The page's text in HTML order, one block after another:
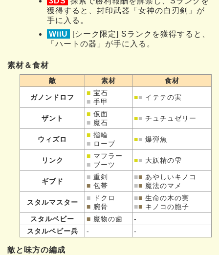
獲得すると、封印武器「女神の白刃剣」が
手に入る。
WiiU
[シーク限定] Sランクを獲得すると、
「ハートの器」が手に入る。
素材＆食材
敵 素材 食材
ガノンドロフ
■ 宝石
■ 手甲
■■ イテテの実
ザント
■ 仮面
■ 魔石
■■ チュチュゼリー
ウィズロ
■ 指輪
■ ローブ
■■ 爆弾魚
リンク
■ マフラー
■ ブーツ
■■ 大妖精の雫
ギブド
■ 重剣
■ 包帯
■■ あやしいキノコ
■■ 魔法のマメ
スタルマスター
■
ドクロ
■ 腕骨
■■ 生命の木の実
■■ キノコの胞子
スタルベビー
■ 魔物の歯
-
スタルベビー兵
- -
敵と味方の編成